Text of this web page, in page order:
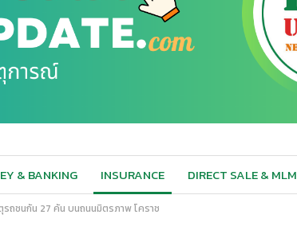
& BANKING INSURANCE DIRECT SALE & MLM
ชนกัน 27 คัน บนถนนมิตรภาพ โคราช